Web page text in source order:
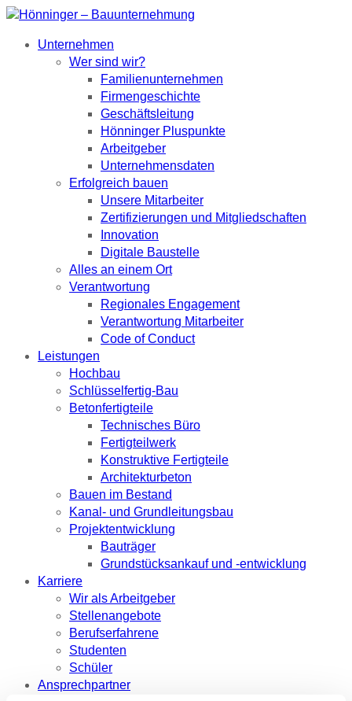
Unternehmen
Wer sind wir?
Familienunternehmen
Firmengeschichte
Geschäftsleitung
Hönninger Pluspunkte
Arbeitgeber
Unternehmensdaten
Erfolgreich bauen
Unsere Mitarbeiter
Zertifizierungen und Mitgliedschaften
Innovation
Digitale Baustelle
Alles an einem Ort
Verantwortung
Regionales Engagement
Verantwortung Mitarbeiter
Code of Conduct
Leistungen
Hochbau
Schlüsselfertig-Bau
Betonfertigteile
Technisches Büro
Fertigteilwerk
Konstruktive Fertigteile
Architekturbeton
Bauen im Bestand
Kanal- und Grundleitungsbau
Projektentwicklung
Bauträger
Grundstücksankauf und -entwicklung
Karriere
Wir als Arbeitgeber
Stellenangebote
Berufserfahrene
Studenten
Schüler
Ansprechpartner